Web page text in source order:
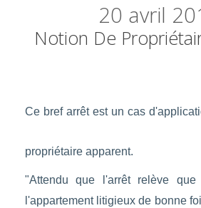
20 avril
Notion De
Ce bref arrêt est un cas
propriétaire apparent.
"Attendu que l'arrêt relève
l'appartement litigieux de bonne